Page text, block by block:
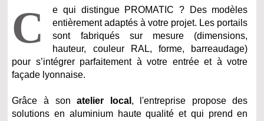
C
e qui distingue PROMATIC ? Des modèles
entièrement adaptés à votre projet. Les portails
sont fabriqués sur mesure (dimensions,
hauteur, couleur RAL, forme, barreaudage)
pour s’intégrer parfaitement à votre entrée et à votre
façade lyonnaise.
Grâce à sonatelier local , l'entreprise propose des
solutions en aluminium haute qualité et qui prend en